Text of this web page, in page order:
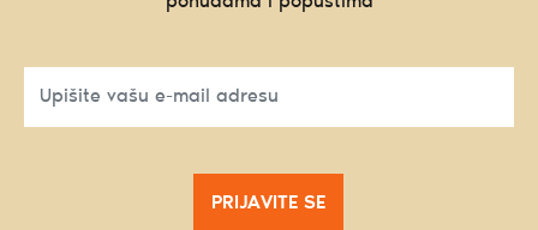
PRIJAVITE SE